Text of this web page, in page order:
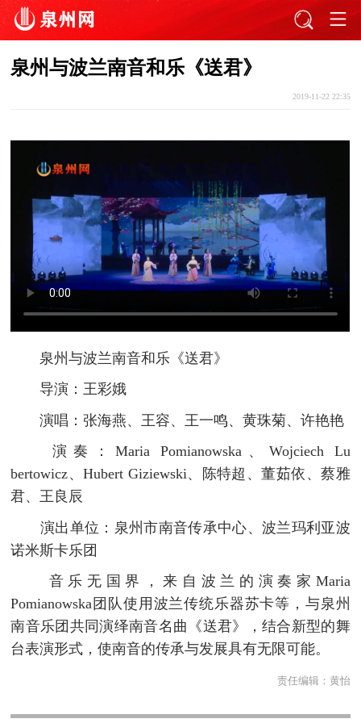
泉州与波兰南音和乐《送君》
2019-11-22 22:35
泉州与波兰南音和乐《送君》
导演：王彩娥
演唱：张海燕、王容、王一鸣、黄珠菊、许艳艳
演奏：Maria Pomianowska、Wojciech Lu
bertowicz、Hubert Giziewski、陈特超、董茹依、蔡雅
君、王良辰
演出单位：泉州市南音传承中心、波兰玛利亚波
诺米斯卡乐团
音乐无国界，来自波兰的演奏家Maria
Pomianowska团队使用波兰传统乐器苏卡等，与泉州
南音乐团共同演绎南音名曲《送君》，结合新型的舞
台表演形式，使南音的传承与发展具有无限可能。
责任编辑： 黄怡